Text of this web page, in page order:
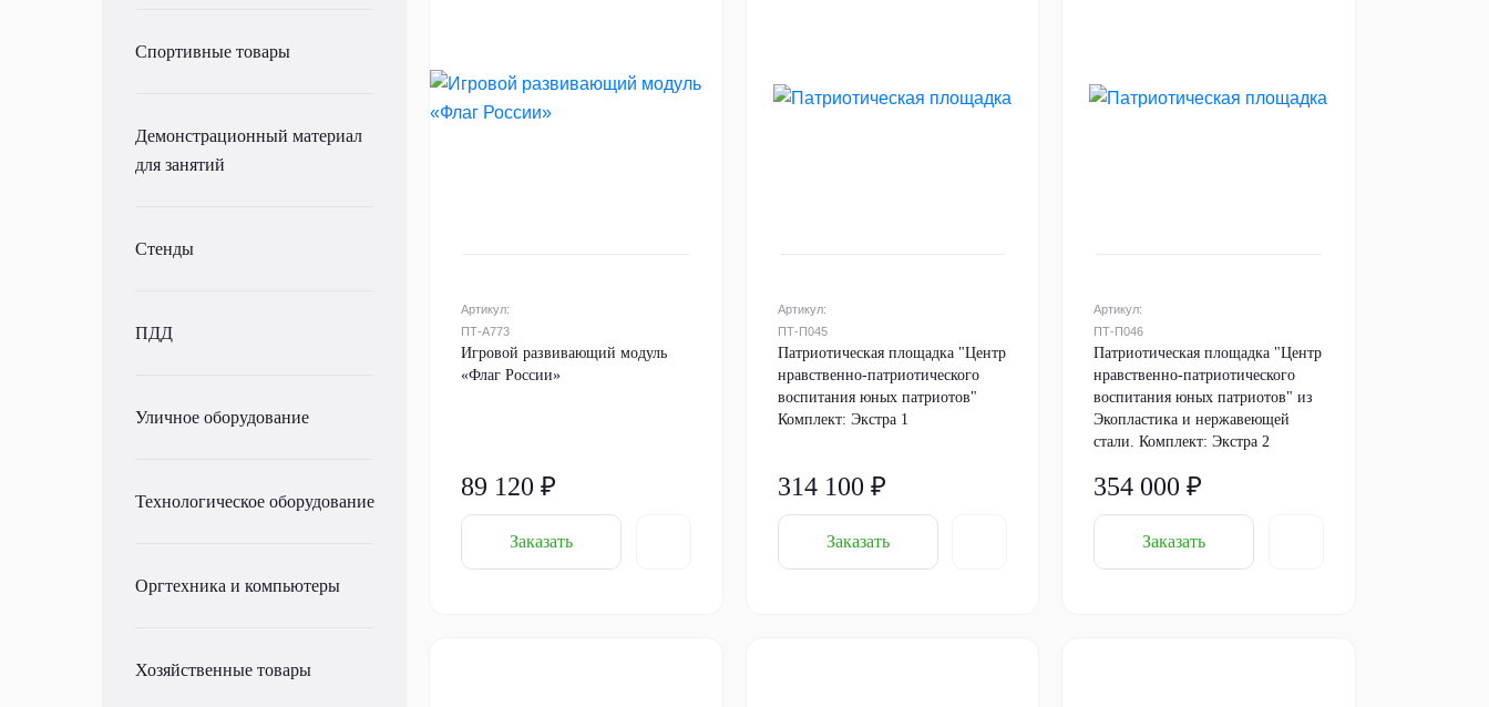
Спортивные товары
Демонстрационный материал
для занятий
Стенды
ПДД
Уличное оборудование
Технологическое оборудование
Оргтехника и компьютеры
Хозяйственные товары
Артикул:
ПТ-А773
Игровой развивающий модуль
«Флаг России»
89 120 ₽
Заказать
Артикул:
ПТ-П045
Патриотическая площадка "Центр
нравственно-патриотического
воспитания юных патриотов"
Комплект: Экстра 1
314 100 ₽
Заказать
Артикул:
ПТ-П046
Патриотическая площадка "Центр
нравственно-патриотического
воспитания юных патриотов" из
Экопластика и нержавеющей
стали. Комплект: Экстра 2
354 000 ₽
Заказать